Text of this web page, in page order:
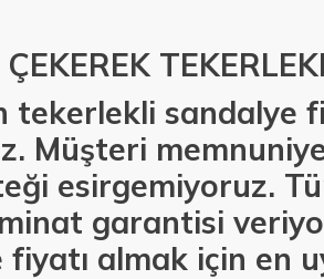
tekerlekli sandalye
Müşteri
esirgemiyoruz.
garantisi
fiyatı almak için en